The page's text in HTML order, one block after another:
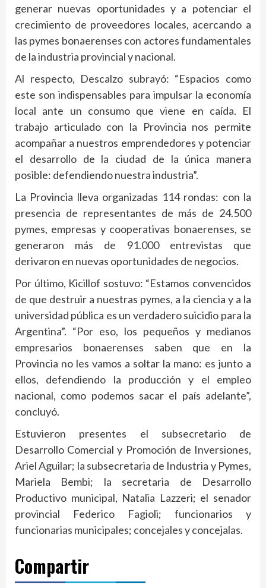
generar nuevas oportunidades y a potenciar el
crecimiento de proveedores locales, acercando a
las pymes bonaerenses con actores fundamentales
de la industria provincial y nacional.
Al respecto, Descalzo subrayó: “Espacios como
este son indispensables para impulsar la economía
local ante un consumo que viene en caída. El
trabajo articulado con la Provincia nos permite
acompañar a nuestros emprendedores y potenciar
el desarrollo de la ciudad de la única manera
posible: defendiendo nuestra industria”.
La Provincia lleva organizadas 114 rondas: con la
presencia de representantes de más de 24.500
pymes, empresas y cooperativas bonaerenses, se
generaron más de 91.000 entrevistas que
derivaron en nuevas oportunidades de negocios.
Por último, Kicillof sostuvo: “Estamos convencidos
de que destruir a nuestras pymes, a la ciencia y a la
universidad pública es un verdadero suicidio para la
Argentina”. “Por eso, los pequeños y medianos
empresarios bonaerenses saben que en la
Provincia no les vamos a soltar la mano: es junto a
ellos, defendiendo la producción y el empleo
nacional, como podemos sacar el país adelante”,
concluyó.
Estuvieron presentes el subsecretario de
Desarrollo Comercial y Promoción de Inversiones,
Ariel Aguilar; la subsecretaria de Industria y Pymes,
Mariela Bembi; la secretaria de Desarrollo
Productivo municipal, Natalia Lazzeri; el senador
provincial Federico Fagioli; funcionarios y
funcionarias municipales; concejales y concejalas.
Compartir